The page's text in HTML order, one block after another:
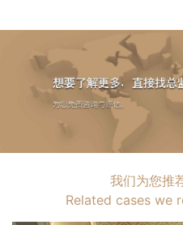
我们为您推
Related cases we